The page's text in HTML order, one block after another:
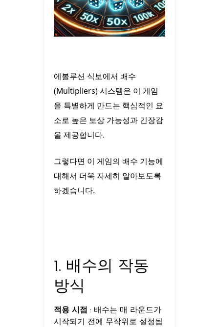
에볼루션 식보에서 배수
(Multipliers) 시스템은 이 게임
을 특별하게 만드는 핵심적인 요
소로 높은 보상 가능성과 긴장감
을 제공합니다.
그렇다면 이 게임의 배수 기능에
대해서 더욱 자세히 알아보도록
하겠습니다.
1. 배수의 작동
방식
적용 시점 : 배수는 매 라운드가
시작되기 전에 무작위로 설정됩